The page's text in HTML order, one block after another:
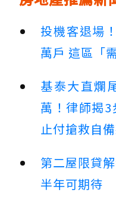
投機客退場
萬戶 這區「
基泰大直爛
萬！律師揭
止付搶救自
第二屋限貸
半年可期待